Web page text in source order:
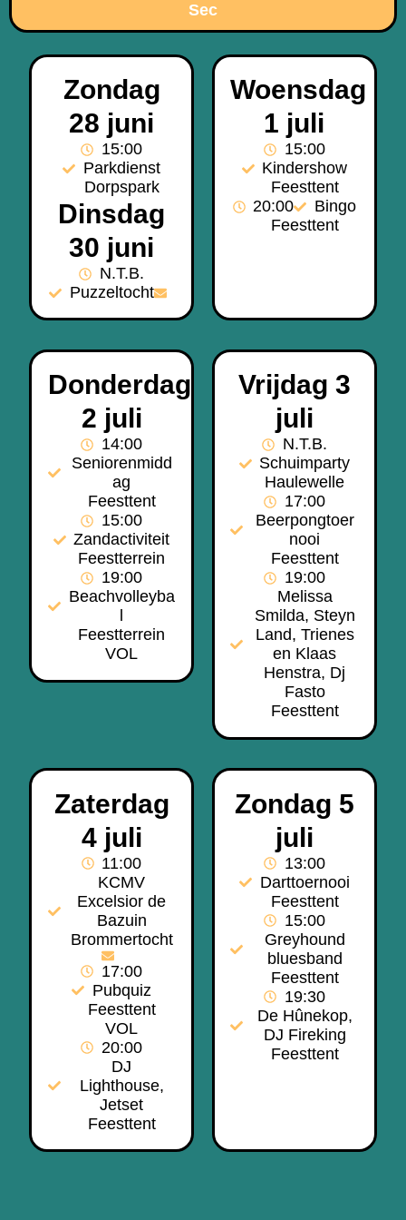
Sec
Zondag
28 juni
15:00
Parkdienst
Dorpspark
Dinsdag
30 juni
N.T.B.
Puzzeltocht
Woensdag
1 juli
15:00
Kindershow
Feesttent
20:00
Bingo
Feesttent
Donderdag
2 juli
14:00
Seniorenmidd
ag
Feesttent
15:00
Zandactiviteit
Feestterrein
19:00
Beachvolleyba
Feestterrein
VOL
Vrijdag 3
juli
N.T.B.
Schuimparty
Haulewelle
17:00
Beerpongtoer
nooi
Feesttent
19:00
Melissa
Smilda, Steyn
Land, Trienes
en Klaas
Henstra, Dj
Fasto
Feesttent
Zaterdag
4 juli
11:00
KCMV
Excelsior de
Bazuin
Brommertocht
17:00
Pubquiz
Feesttent
VOL
20:00
DJ
Lighthouse,
Jetset
Feesttent
Zondag 5
juli
13:00
Darttoernooi
Feesttent
15:00
Greyhound
bluesband
Feesttent
19:30
De Hûnekop,
DJ Fireking
Feesttent